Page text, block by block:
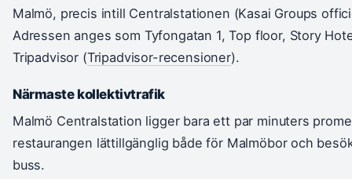
Malmö, precis intill Centralstationen (Kasai Groups
Adressen anges som Tyfongatan 1, Top floor, Story
Tripadvisor (Tripadvisor-recensioner).
Närmaste kollektivtrafik
Malmö Centralstation ligger bara ett par minuters
restaurangen lättillgänglig både för Malmöbor och
buss.